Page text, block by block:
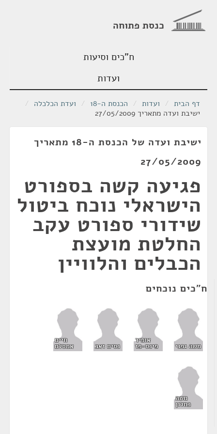
כנסת פתוחה
ח"כים וסיעות
ועדות
דף הבית / ועדות / הכנסת ה-18 / ועדת הכלכלה /
ישיבת ועדה מתאריך 27/05/2009
ישיבת ועדה של הכנסת ה-18 מתאריך
27/05/2009
פגיעה קשה בספורט
הישראלי נוכח ביטול
שידורי ספורט עקב
החלטת מועצת
הכבלים והלוויין
ח"כים נוכחים
משה גפני
אופיר
פינס-פז נסים זאב
חיים
אמסלם
משה
כחלון